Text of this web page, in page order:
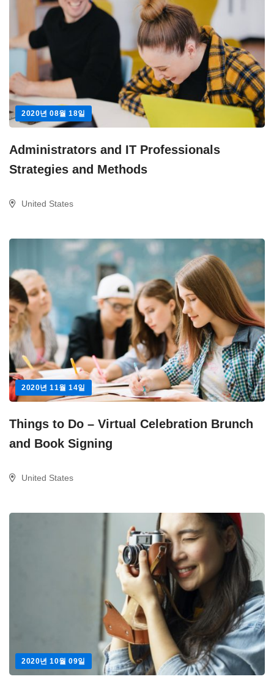
2020년 08월 18일
Administrators and IT Professionals
Strategies and Methods
United States
2020년 11월 14일
Things to Do – Virtual Celebration Brunch
and Book Signing
United States
2020년 10월 09일